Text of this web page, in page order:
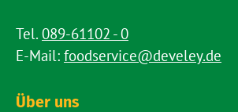
Tel. 089-61102 - 0
E-Mail: foodservice@develey.de
Über uns